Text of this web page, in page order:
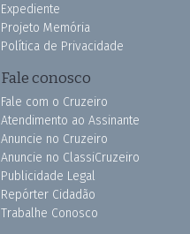
Expediente
Projeto Memória
Política de Privacidade
Fale conosco
Fale com o Cruzeiro
Atendimento ao Assinante
Anuncie no Cruzeiro
Anuncie no ClassiCruzeiro
Publicidade Legal
Repórter Cidadão
Trabalhe Conosco